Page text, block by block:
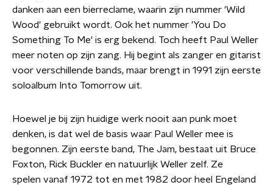
danken aan een bierreclame, waarin zijn nummer 'Wild
Wood' gebruikt wordt. Ook het nummer 'You Do
Something To Me' is erg bekend. Toch heeft Paul Weller
meer noten op zijn zang. Hij begint als zanger en gitarist
voor verschillende bands, maar brengt in 1991 zijn eerste
soloalbum Into Tomorrow uit.
Hoewel je bij zijn huidige werk nooit aan punk moet
denken, is dat wel de basis waar Paul Weller mee is
begonnen. Zijn eerste band, The Jam, bestaat uit Bruce
Foxton, Rick Buckler en natuurlijk Weller zelf. Ze
spelen vanaf 1972 tot en met 1982 door heel Engeland